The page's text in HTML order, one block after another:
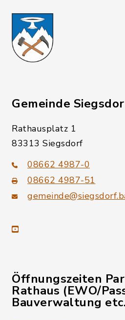
Gemeinde
Rathausplatz 1
83313 Siegsdorf
08662 4987-0
08662 4987-51
youtube
Öffnungszeiten
Rathaus (EWO/
Bauverwaltung